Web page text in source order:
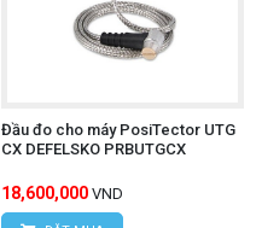
Đầu đo cho máy PosiTector UTG
CX DEFELSKO PRBUTGCX
18,600,000 VND